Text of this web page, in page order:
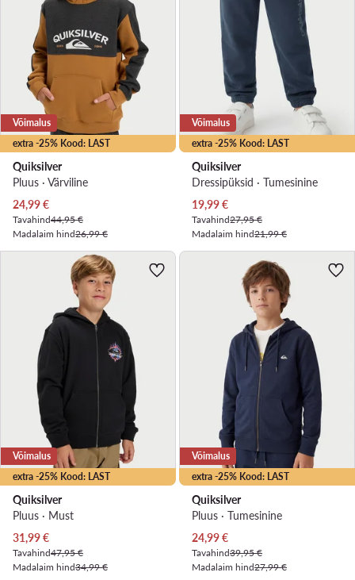
extra -25% Kood: LAST
Võimalus
Quiksilver
Pluus · Värviline
Praegune hind
24,99€
Tavahind44,95 €
Madalaim hind26,99 €
extra -25% Kood: LAST
Võimalus
Quiksilver
Dressipüksid · Tumesinine
Praegune hind
19,99€
Tavahind27,95 €
Madalaim hind21,99 €
extra -25% Kood: LAST
Võimalus
Quiksilver
Pluus · Must
Praegune hind
31,99€
Tavahind47,95 €
Madalaim hind34,99 €
extra -25% Kood: LAST
Võimalus
Quiksilver
Pluus · Tumesinine
Praegune hind
24,99€
Tavahind39,95 €
Madalaim hind27,99 €